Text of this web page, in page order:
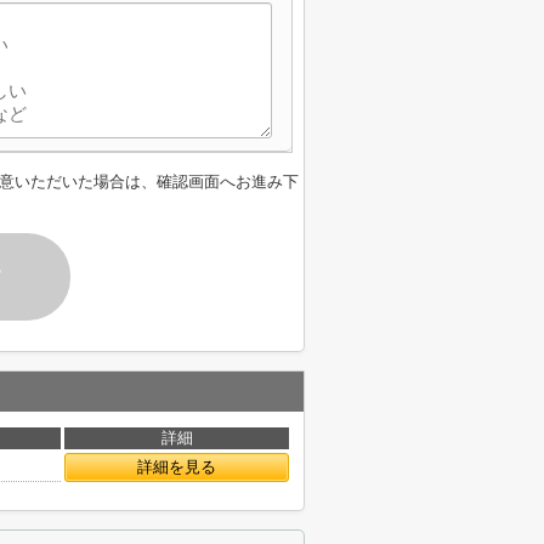
いただいた場合は、確認画面へお進み下
詳細
詳細を見る